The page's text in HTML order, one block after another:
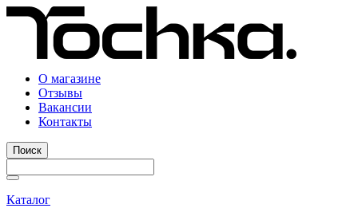
О магазине
Отзывы
Вакансии
Контакты
Поиск
Каталог